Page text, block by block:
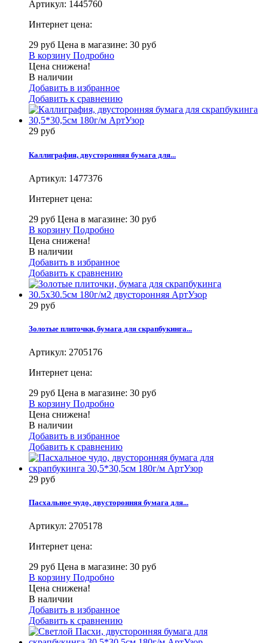
Артикул: 1445760
Интернет цена:
29 руб Цена в магазине: 30 руб
В корзину Подробно
Цена снижена!
В наличии
Добавить в избранное
Добавить к сравнению
29 руб
Каллиграфия, двусторонняя бумага для...
Артикул: 1477376
Интернет цена:
29 руб Цена в магазине: 30 руб
В корзину Подробно
Цена снижена!
В наличии
Добавить в избранное
Добавить к сравнению
29 руб
Золотые плиточки, бумага для скрапбукинга...
Артикул: 2705176
Интернет цена:
29 руб Цена в магазине: 30 руб
В корзину Подробно
Цена снижена!
В наличии
Добавить в избранное
Добавить к сравнению
29 руб
Пасхальное чудо, двусторонняя бумага для...
Артикул: 2705178
Интернет цена:
29 руб Цена в магазине: 30 руб
В корзину Подробно
Цена снижена!
В наличии
Добавить в избранное
Добавить к сравнению